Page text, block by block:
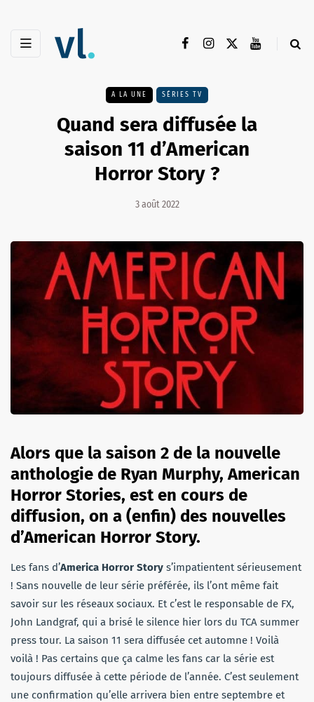
A LA UNE SÉRIES TV
Quand sera diffusée la
saison 11 d’American
Horror Story ?
3 août 2022
Alors que la saison 2 de la nouvelle
anthologie de Ryan Murphy, American
Horror Stories, est en cours de
diffusion, on a (enfin) des nouvelles
d’American Horror Story.
Les fans d’America Horror Story s’impatientent sérieusement
! Sans nouvelle de leur série préférée, ils l’ont même fait
savoir sur les réseaux sociaux. Et c’est le responsable de FX,
John Landgraf, qui a brisé le silence hier lors du TCA summer
press tour. La saison 11 sera diffusée cet automne ! Voilà
voilà ! Pas certains que ça calme les fans car la série est
toujours diffusée à cette période de l’année. C’est seulement
une confirmation qu’elle arrivera bien entre septembre et